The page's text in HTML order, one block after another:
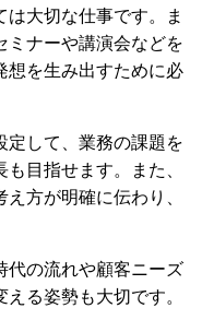
大切な仕事です。ま
ミナーや講演会などを
想を生み出すために必
定して、業務の課題を
目指せます。また、
方が明確に伝わり、
代の流れや顧客ニーズ
る姿勢も大切です。